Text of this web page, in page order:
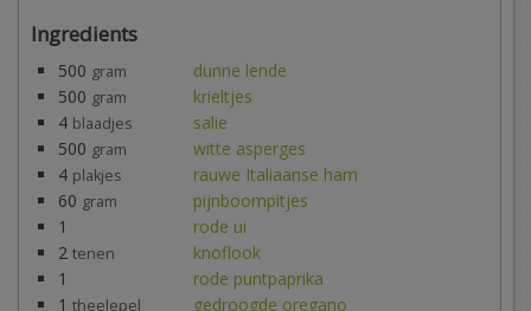
Ingredients
500 gram
dunne lende
500 gram
krieltjes
4 blaadjes
salie
500 gram
witte asperges
4 plakjes
rauwe Italiaanse ham
60 gram
pijnboompitjes
1
rode ui
2 tenen
knoflook
1
rode puntpaprika
1 theelepel
gedroogde oregano